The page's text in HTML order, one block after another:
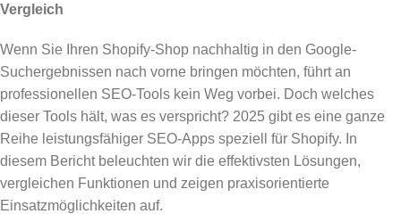
Vergleich
Wenn Sie Ihren Shopify-Shop nachhaltig in den Google-
Suchergebnissen nach vorne bringen möchten, führt an
professionellen SEO-Tools kein Weg vorbei. Doch welches
dieser Tools hält, was es verspricht? 2025 gibt es eine ganze
Reihe leistungsfähiger SEO-Apps speziell für Shopify. In
diesem Bericht beleuchten wir die effektivsten Lösungen,
vergleichen Funktionen und zeigen praxisorientierte
Einsatzmöglichkeiten auf.